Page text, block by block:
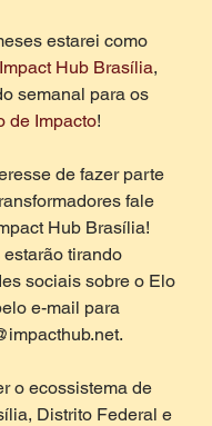
estarei como
Impact Hub Brasília,
semanal para os
de Impacto!
de fazer parte
fale
Hub Brasília!
tirando
sociais sobre o Elo
e-mail para
o ecossistema de
Distrito Federal e